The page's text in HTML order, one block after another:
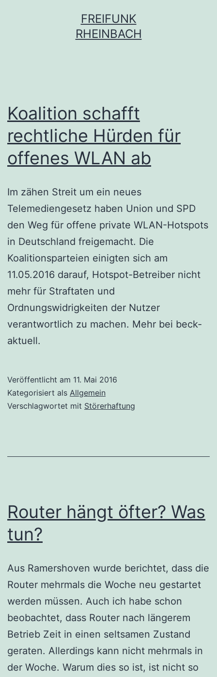
FREIFUNK
RHEINBACH
Koalition schafft
rechtliche Hürden für
offenes WLAN ab
Im zähen Streit um ein neues
Telemediengesetz haben Union und SPD
den Weg für offene private WLAN-Hotspots
in Deutschland freigemacht. Die
Koalitionsparteien einigten sich am
11.05.2016 darauf, Hotspot-Betreiber nicht
mehr für Straftaten und
Ordnungswidrigkeiten der Nutzer
verantwortlich zu machen. Mehr bei beck-
aktuell.
Veröffentlicht am 11. Mai 2016
Kategorisiert als Allgemein
Verschlagwortet mit Störerhaftung
Router hängt öfter? Was
tun?
Aus Ramershoven wurde berichtet, dass die
Router mehrmals die Woche neu gestartet
werden müssen. Auch ich habe schon
beobachtet, dass Router nach längerem
Betrieb Zeit in einen seltsamen Zustand
geraten. Allerdings kann nicht mehrmals in
der Woche. Warum dies so ist, ist nicht so